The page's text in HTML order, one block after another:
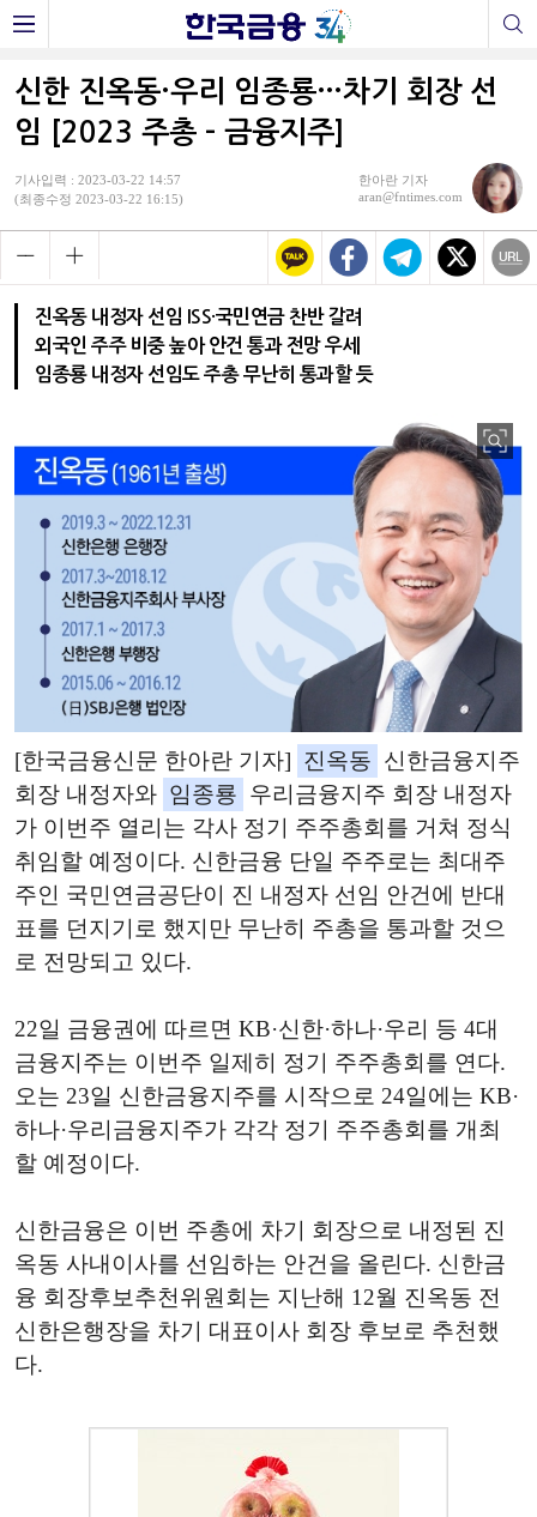
신한 진옥동·우리 임종룡…차기 회장 선
임 [2023 주총 - 금융지주]
기사입력 : 2023-03-22 14:57
(최종수정 2023-03-22 16:15)
한아란 기자
aran@fntimes.com
진옥동 내정자 선임 ISS·국민연금 찬반 갈려
외국인 주주 비중 높아 안건 통과 전망 우세
임종룡 내정자 선임도 주총 무난히 통과할 듯
[한국금융신문 한아란 기자] 진옥동 신한금융지주
회장 내정자와 임종룡 우리금융지주 회장 내정자
가 이번주 열리는 각사 정기 주주총회를 거쳐 정식
취임할 예정이다. 신한금융 단일 주주로는 최대주
주인 국민연금공단이 진 내정자 선임 안건에 반대
표를 던지기로 했지만 무난히 주총을 통과할 것으
로 전망되고 있다.
22일 금융권에 따르면 KB·신한·하나·우리 등 4대
금융지주는 이번주 일제히 정기 주주총회를 연다.
오는 23일 신한금융지주를 시작으로 24일에는 KB·
하나·우리금융지주가 각각 정기 주주총회를 개최
할 예정이다.
신한금융은 이번 주총에 차기 회장으로 내정된 진
옥동 사내이사를 선임하는 안건을 올린다. 신한금
융 회장후보추천위원회는 지난해 12월 진옥동 전
신한은행장을 차기 대표이사 회장 후보로 추천했
다.